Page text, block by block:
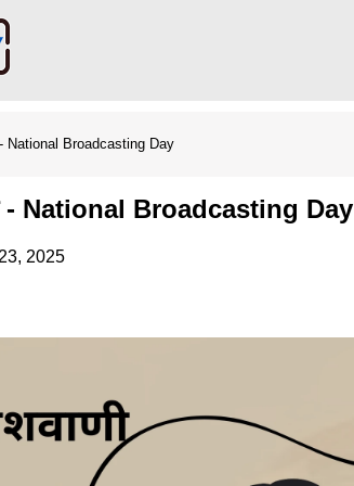
- National Broadcasting Day
- National Broadcasting Day
2025